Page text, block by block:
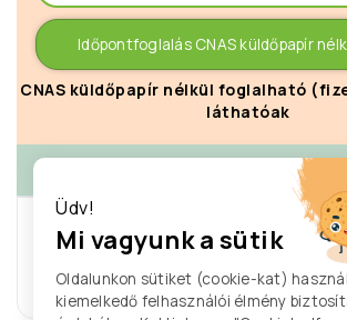
Időpontfoglalás CNAS küldőpapír
CNAS küldőpapír nélkül foglalható
láthatóak
augusztus 08.
A hétre nem található
időpont sem.
Legelső szabad időpont:
Üdv!
Mi vagyunk a sütik
Oldalunkon sütiket (cookie-kat)
kiemelkedő felhasználói élmény